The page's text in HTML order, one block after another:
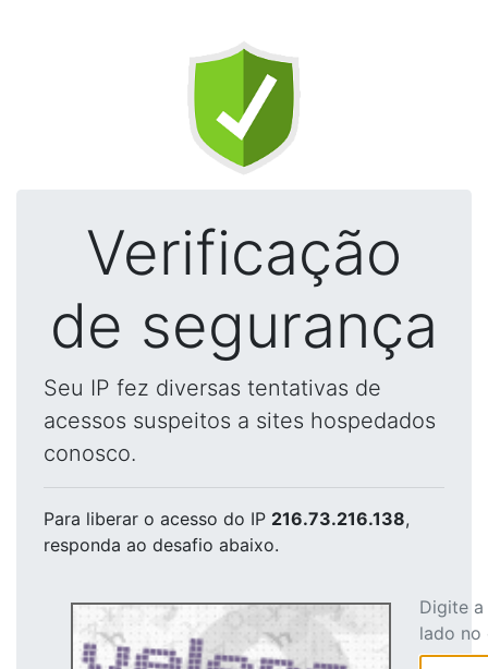
Verificação
de segurança
Seu IP fez diversas tentativas de
acessos suspeitos a sites hospedados
conosco.
Para liberar o acesso do IP 216.73.216.138,
responda ao desafio abaixo.
Digite
lado no